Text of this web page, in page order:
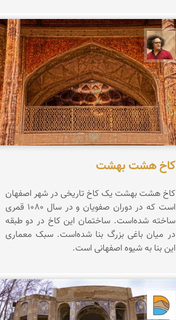
مصطفی ربیعی بهشتی
کاخ هشت بهشت
کاخ هشت‌ بهشت یک کاخ تاریخی در شهر اصفهان
است که در دوران صفویان و در سال ۱۰۸۰ قمری
ساخته شده‌است. ساختمان این کاخ در دو طبقه
در میان باغی بزرگ بنا شده‌است. سبک معماری
این بنا به شیوه اصفهانی است.
دریاچه کویر